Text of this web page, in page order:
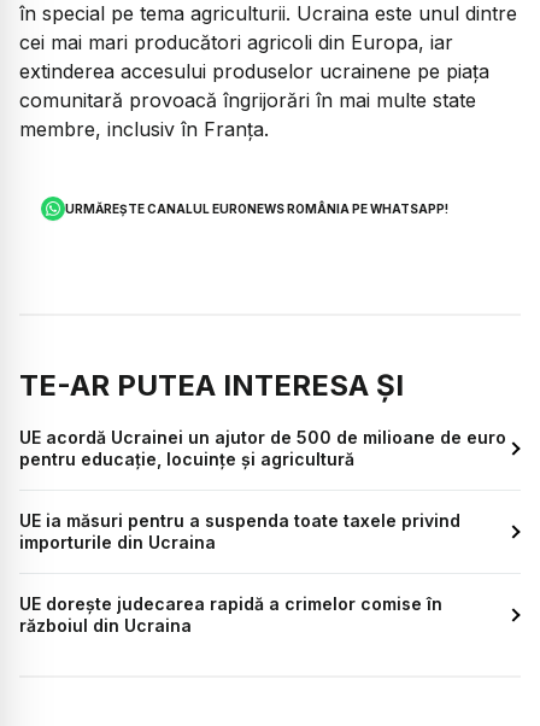
în special pe tema agriculturii. Ucraina este unul dintre
cei mai mari producători agricoli din Europa, iar
extinderea accesului produselor ucrainene pe piața
comunitară provoacă îngrijorări în mai multe state
membre, inclusiv în Franța.
URMĂREȘTE CANALUL EURONEWS ROMÂNIA PE WHATSAPP!
TE-AR PUTEA INTERESA ȘI
UE acordă Ucrainei un ajutor de 500 de milioane de euro
pentru educaţie, locuinţe şi agricultură
UE ia măsuri pentru a suspenda toate taxele privind
importurile din Ucraina
UE doreşte judecarea rapidă a crimelor comise în
războiul din Ucraina